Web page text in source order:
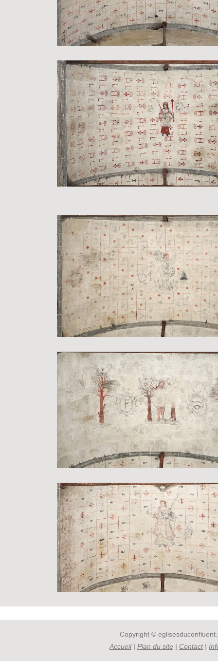
Copyright ©
Accueil| Plan du site | Contact|